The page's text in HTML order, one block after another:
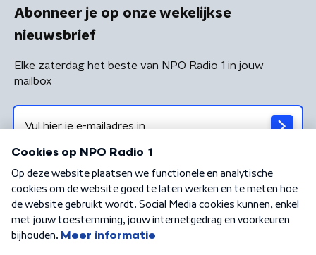
Abonneer je op onze wekelijkse
nieuwsbrief
Elke zaterdag het beste van NPO Radio 1 in jouw
mailbox
Algemene voorwaarden